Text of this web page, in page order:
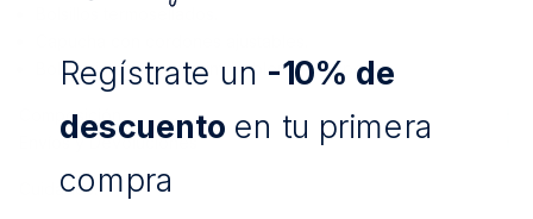
Bolsillos termosellados.
Bolsillo interior con print emblema elPulpo.
Composición
Envíos y Devoluciones
Cuidados:
Regístrate un -10% de
descuento en tu primera
compra